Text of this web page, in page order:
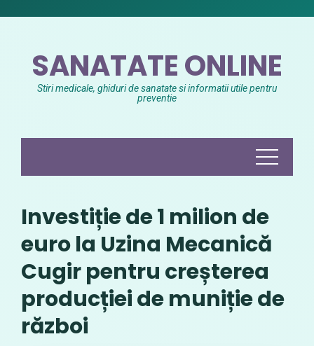
SANATATE ONLINE
Stiri medicale, ghiduri de sanatate si informatii utile pentru
preventie
Investiție de 1 milion de
euro la Uzina Mecanică
Cugir pentru creșterea
producției de muniție de
război